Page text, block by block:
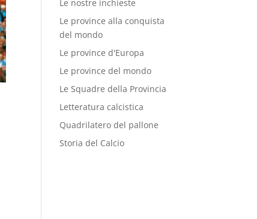
Le nostre inchieste
Le province alla conquista
del mondo
Le province d'Europa
Le province del mondo
Le Squadre della Provincia
Letteratura calcistica
Quadrilatero del pallone
Storia del Calcio